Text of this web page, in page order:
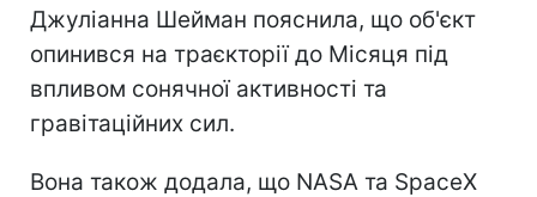
Джуліанна Шейман пояснила, що об'єкт
опинився на траєкторії до Місяця під
впливом сонячної активності та
гравітаційних сил.
Вона також додала, що NASA та SpaceX